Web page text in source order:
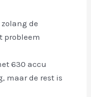
de
probleem
630 accu
maar de rest is